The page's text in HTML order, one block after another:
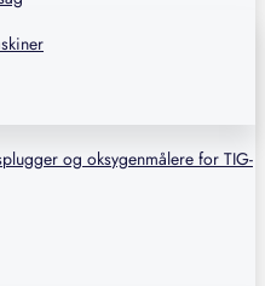
og oksygenmålere for TIG-